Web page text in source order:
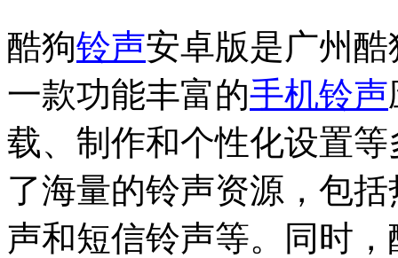
酷狗铃声安卓版是广州
一款功能丰富的手机铃声
载、制作和个性化设置
了海量的铃声资源，包
声和短信铃声等。同时